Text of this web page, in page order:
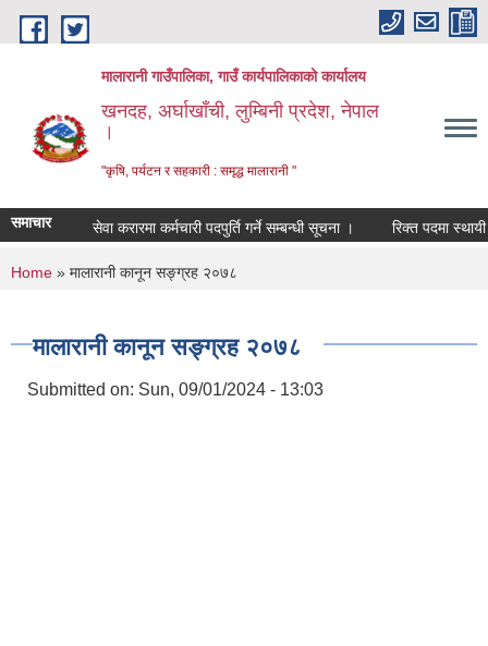
Skip to main content
मालारानी गाउँपालिका, गाउँ कार्यपालिकाको कार्यालय
खनदह, अर्घाखाँची, लुम्बिनी प्रदेश, नेपाल
।
"कृषि, पर्यटन र सहकारी : समृद्ध मालारानी "
समाचार सेवा करारमा कर्मचारी पदपुर्ति गर्ने सम्बन्धी सूचना । रिक्त पदमा स्थायी
You are here
Home » मालारानी कानून सङ्ग्रह २०७८
मालारानी कानून सङ्ग्रह २०७८
Submitted on: Sun, 09/01/2024 - 13:03